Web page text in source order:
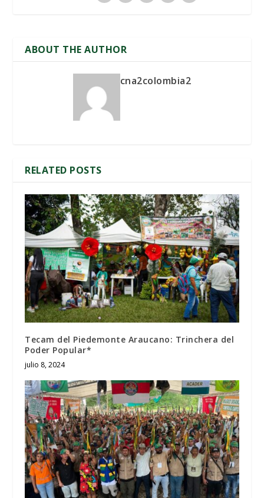
ABOUT THE AUTHOR
cna2colombia2
RELATED POSTS
Tecam del Piedemonte Araucano: Trinchera del
Poder Popular*
julio 8, 2024